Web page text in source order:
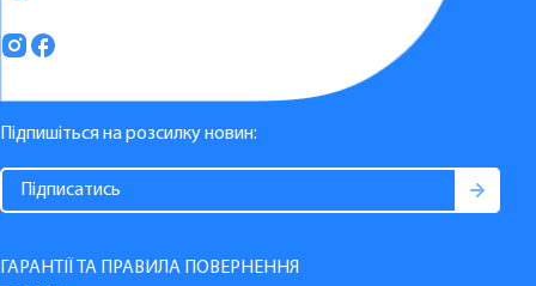
Підпишіться на розсилку новин:
ГАРАНТІЇ ТА ПРАВИЛА ПОВЕРНЕННЯ